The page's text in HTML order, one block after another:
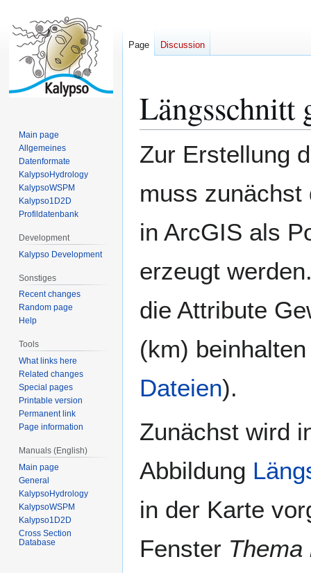
Längsschnitt
Zur Erstellung
muss
in ArcGIS als
erzeugt
die Attribute
(km)
Dateien).
Zunächst wird
Abbildung
in der Karte
Fenster Thema
Page Discussion
Main page
Allgemeines
Datenformate
KalypsoHydrology
KalypsoWSPM
Kalypso1D2D
Profildatenbank
Development
Kalypso Development
Sonstiges
Recent changes
Random page
Help
Tools
What links here
Related changes
Special pages
Printable version
Permanent link
Page information
Manuals (English)
Main page
General
KalypsoHydrology
KalypsoWSPM
Kalypso1D2D
Cross Section
Database